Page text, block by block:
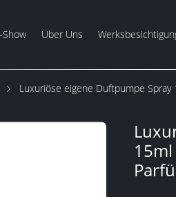
Show Über Uns
Luxuriöse eigene Duftpumpe